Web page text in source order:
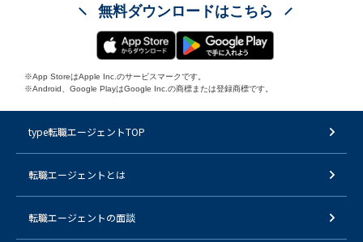
無料ダウンロードはこちら
※App StoreはApple Inc.のサービスマークです。
※Android、Google PlayはGoogle Inc.の商標または登録商標です。
type転職エージェントTOP
転職エージェントとは
転職エージェントの面談